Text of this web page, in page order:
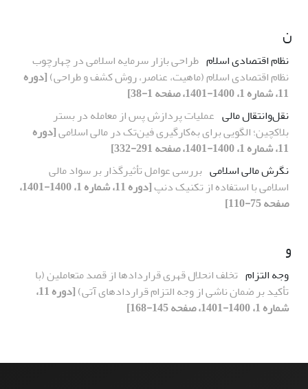
ن
نظام اقتصادی اسلام طراحی بازار سرمایه اسلامی در چهارچوب
نظام اقتصادی اسلام (ماهیت، عناصر، روش کشف و طراحی)[دوره
11، شماره 1، 1400-1401، صفحه 1-38]
نقل‌و‌انتقال مالی عملیات پردازش پس از معامله در بستر
بلاکچین؛ الگویی برای به‌کارگیری فین‌تک در مالی اسلامی[دوره
11، شماره 1، 1400-1401، صفحه 291-332]
نگرش مالی اسلامی بررسی عوامل تأثیرگذار بر سواد مالی
اسلامی با استفاده از تکنیک دنپ
[دوره 11، شماره 1، 1400-1401،
صفحه 75-110]
و
وجه التزام تخلف انحلال قهری قراردادها از قصد متعاملین (با
تأکید بر ضمان ناشی از وجه التزام قراردادهای آتی)
[دوره 11،
شماره 1، 1400-1401، صفحه 145-168]